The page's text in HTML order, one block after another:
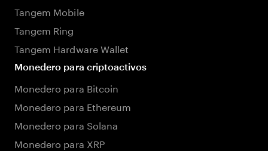
Tangem Mobile
Tangem Ring
Tangem Hardware Wallet
Monedero para criptoactivos
Monedero para Bitcoin
Monedero para Ethereum
Monedero para Solana
Monedero para XRP